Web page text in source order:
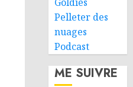
Pelleter des
nuages
Podcast
ME SUIVRE